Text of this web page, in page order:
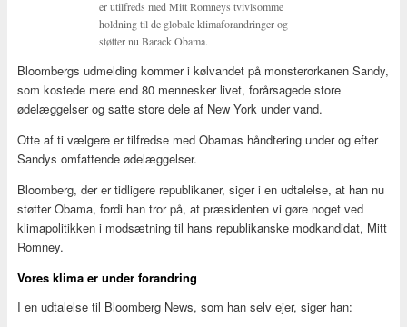
er utilfreds med Mitt Romneys tvivlsomme
holdning til de globale klimaforandringer og
støtter nu Barack Obama.
Bloombergs udmelding kommer i kølvandet på monsterorkanen Sandy,
som kostede mere end 80 mennesker livet, forårsagede store
ødelæggelser og satte store dele af New York under vand.
Otte af ti vælgere er tilfredse med Obamas håndtering under og efter
Sandys omfattende ødelæggelser.
Bloomberg, der er tidligere republikaner, siger i en udtalelse, at han nu
støtter Obama, fordi han tror på, at præsidenten vi gøre noget ved
klimapolitikken i modsætning til hans republikanske modkandidat, Mitt
Romney.
Vores klima er under forandring
I en udtalelse til Bloomberg News, som han selv ejer, siger han: